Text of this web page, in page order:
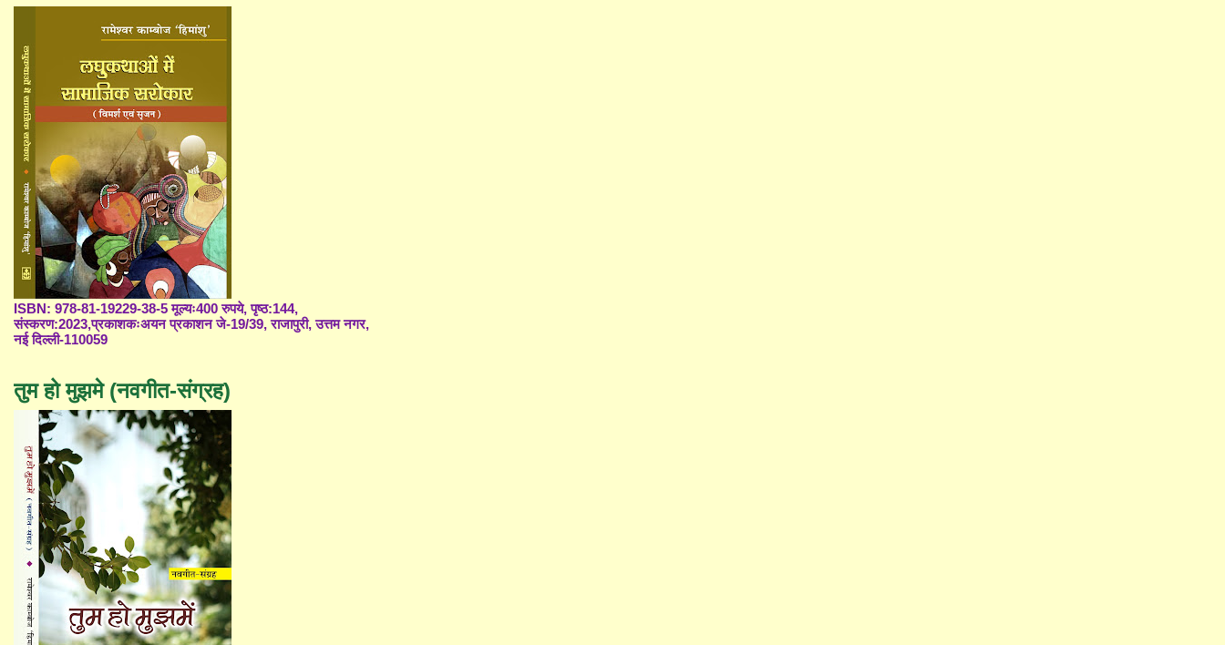
ISBN: 978-81-19229-38-5 मूल्यः400 रुपये, पृष्ठ:144,
संस्करण:2023,प्रकाशकःअयन प्रकाशन जे-19/39, राजापुरी, उत्तम नगर,
नई दिल्ली-110059
तुम हो मुझमे (नवगीत-संग्रह)